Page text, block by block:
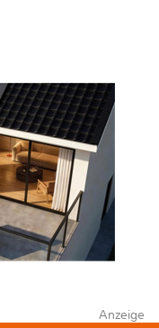
Anzeige